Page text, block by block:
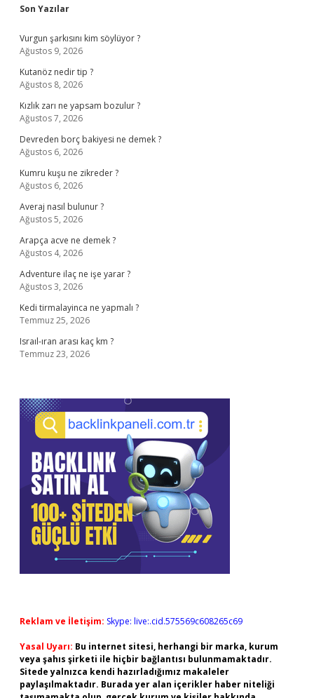
Sidebar
Son Yazılar
Vurgun şarkısını kim söylüyor ?
Ağustos 9, 2026
Kutanöz nedir tip ?
Ağustos 8, 2026
Kızlık zarı ne yapsam bozulur ?
Ağustos 7, 2026
Devreden borç bakiyesi ne demek ?
Ağustos 6, 2026
Kumru kuşu ne zikreder ?
Ağustos 6, 2026
Averaj nasıl bulunur ?
Ağustos 5, 2026
Arapça acve ne demek ?
Ağustos 4, 2026
Adventure ilaç ne işe yarar ?
Ağustos 3, 2026
Kedi tirmalayinca ne yapmalı ?
Temmuz 25, 2026
Israıl-ıran arası kaç km ?
Temmuz 23, 2026
Reklam ve İletişim: Skype: live:.cid.575569c608265c69
Yasal Uyarı: Bu internet sitesi, herhangi bir marka, kurum
veya şahıs şirketi ile hiçbir bağlantısı bulunmamaktadır.
Sitede yalnızca kendi hazırladığımız makaleler
paylaşılmaktadır. Burada yer alan içerikler haber niteliği